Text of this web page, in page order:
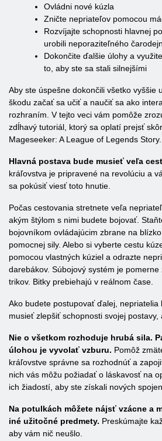
Ovládni nové kúzla
Zničte nepriateľov pomocou
Rozvíjajte schopnosti hlavnej
urobili neporaziteľného
Dokončite ďalšie úlohy a
to, aby ste sa stali silnejšími
Aby ste úspešne dokončili všetko vyššie
škodu začať sa učiť a naučiť sa ako
rozhraním. V tejto veci vám pomôže
zdĺhavý tutoriál, ktorý sa oplatí prejsť
Mageseeker: A League of Legends Story.
Hlavná postava bude musieť veľa
kráľovstva je pripravené na revolúciu a
sa pokúsiť viesť toto hnutie.
Počas cestovania stretnete veľa
akým štýlom s nimi budete bojovať.
bojovníkom ovládajúcim zbrane na
pomocnej sily. Alebo si vyberte cestu
pomocou vlastných kúziel a odrazte
darebákov. Súbojový systém je
trikov. Bitky prebiehajú v reálnom čase.
Ako budete postupovať ďalej, nepriatelia
musieť zlepšiť schopnosti svojej postavy,
Nie o všetkom rozhoduje hrubá sila.
úlohou je vyvolať vzburu. Pomôž
kráľovstve správne sa rozhodnúť a
nich vás môžu požiadať o láskavosť na
ich žiadostí, aby ste získali nových
Na potulkách môžete nájsť vzácne a
iné užitočné predmety. Preskúmajte
aby vám nič neušlo.